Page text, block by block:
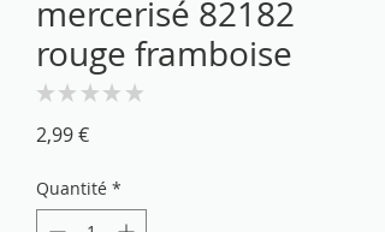
mercerisé 82182
rouge framboise
★ ★ ★ ★ ★
2,99 €Prix
Quantité *